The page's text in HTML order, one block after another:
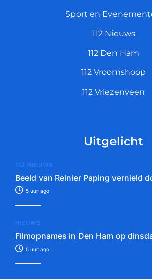
Sport en
112 Nieuws
112 Den Ham
112 Vroomshoop
112 Vriezenveen
Uitgelicht
112 NIEUWS
Beeld van Reinier Paping vernield
5 uur ago
NIEUWS
Filmopnames in Den Ham op
5 uur ago